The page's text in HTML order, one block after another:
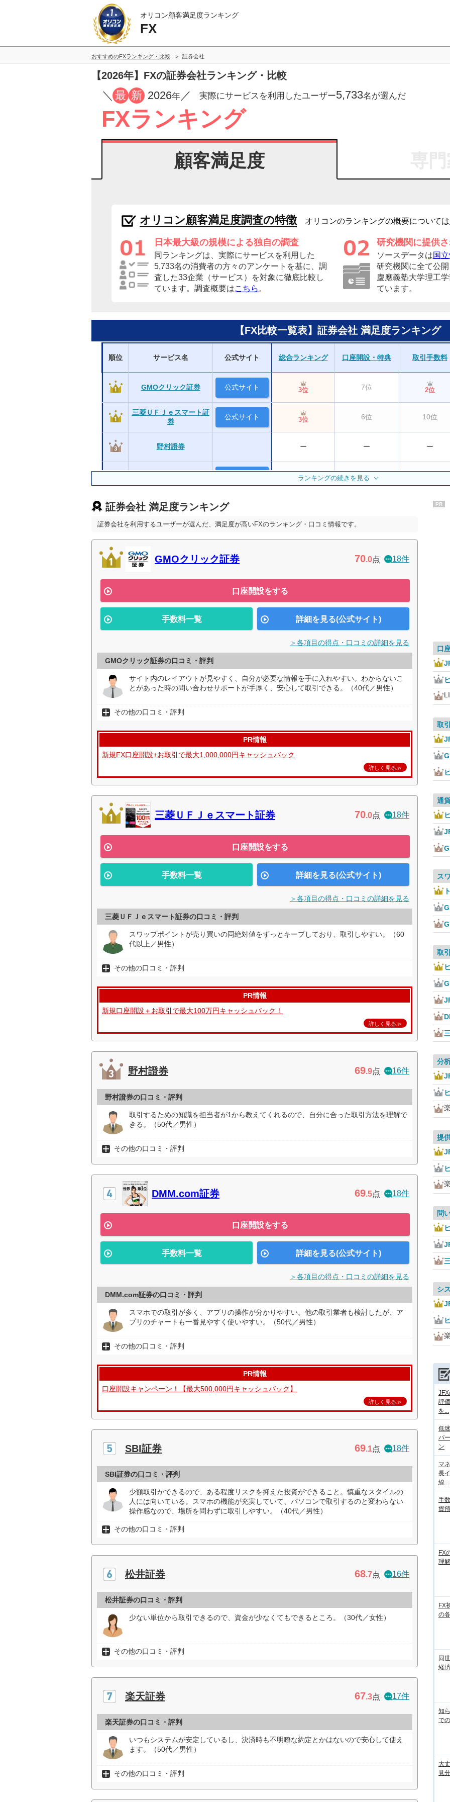
オリコン顧客満足度ランキング
FX
おすすめのFXランキング・比較 証券会社
【2026年】FXの証券会社ランキング・比較
／ 最 新 2026年 ／ 実際にサービスを利用したユーザー5,733名が選んだ
FXランキング
顧客満足度
オリコン顧客満足度調査の特徴 オリコンのランキングの概要については
日本最大級の規模による独自の調査
同ランキングは、実際にサービスを利用した
5,733名の消費者の方々のアンケートを基に、調
査した33企業（サービス）を対象に徹底比較し
ています。調査概要はこちら 。
研究機関に提供
ソースデータは国
研究機関に全て公
慶應義塾大学理工学
ています。
【FX比較一覧表】証券会社 満足度ランキング
順位 サービス名 公式サイト 総合ランキング 口座開設・特典 取引手数料
GMOクリック証券 公式サイト 3位 7位 2位
三菱ＵＦＪｅスマート証
券
公式サイト 3位 6位 10位
野村證券 ー ー ー
7位 5位
SBI証券 7位
楽天証券
ランキングの続きを見る
証券会社 満足度ランキング
証券会社を利用するユーザーが選んだ、満足度が高いFXのランキング・口コミ情報です。
GMOクリック証券 70.0点 18件
口座開設をする
手数料一覧 詳細を見る(公式サイト)
＞各項目の得点・口コミの詳細を見る
GMOクリック証券の口コミ・評判
サイト内のレイアウトが見やすく、自分が必要な情報を手に入れやすい。わからないこ
とがあった時の問い合わせサポートが手厚く、安心して取引できる。（40代／男性）
その他の口コミ・評判
PR情報
新規FX口座開設+お取引で最大1,000,000円キャッシュバック
詳しく見る≫
三菱ＵＦＪｅスマート証券 70.0点 18件
口座開設をする
手数料一覧 詳細を見る(公式サイト)
＞各項目の得点・口コミの詳細を見る
三菱ＵＦＪｅスマート証券の口コミ・評判
スワップポイントが売り買いの同絶対値をずっとキープしており、取引しやすい。（60
代以上／男性）
その他の口コミ・評判
PR情報
新規口座開設＋お取引で最大100万円キャッシュバック！
詳しく見る≫
野村證券 69.9点 16件
野村證券の口コミ・評判
取引するための知識を担当者が1から教えてくれるので、自分に合った取引方法を理解で
きる。（50代／男性）
その他の口コミ・評判
DMM.com証券 69.5点 18件
口座開設をする
手数料一覧 詳細を見る(公式サイト)
＞各項目の得点・口コミの詳細を見る
DMM.com証券の口コミ・評判
スマホでの取引が多く、アプリの操作が分かりやすい。他の取引業者も検討したが、ア
プリのチャートも一番見やすく使いやすい。（50代／男性）
その他の口コミ・評判
PR情報
口座開設キャンペーン！【最大500,000円キャッシュバック】
詳しく見る≫
SBI証券 69.1点 18件
SBI証券の口コミ・評判
少額取引ができるので、ある程度リスクを抑えた投資ができること。慎重なスタイルの
人には向いている。スマホの機能が充実していて、パソコンで取引するのと変わらない
操作感なので、場所を問わずに取引しやすい。（40代／男性）
その他の口コミ・評判
松井証券 68.7点 16件
松井証券の口コミ・評判
少ない単位から取引できるので、資金が少なくてもできるところ。（30代／女性）
その他の口コミ・評判
楽天証券 67.3点 17件
楽天証券の口コミ・評判
いつもシステムが安定しているし、決済時も不明瞭な約定とかはないので安心して使え
ます。（50代／男性）
その他の口コミ・評判
PR
口
取
通
ス
取
分
提
問
シ
評
を...
低
パ
ン
マ
長
線...
手
貨
FX
理
FX
の
同
経
知
で
大
見